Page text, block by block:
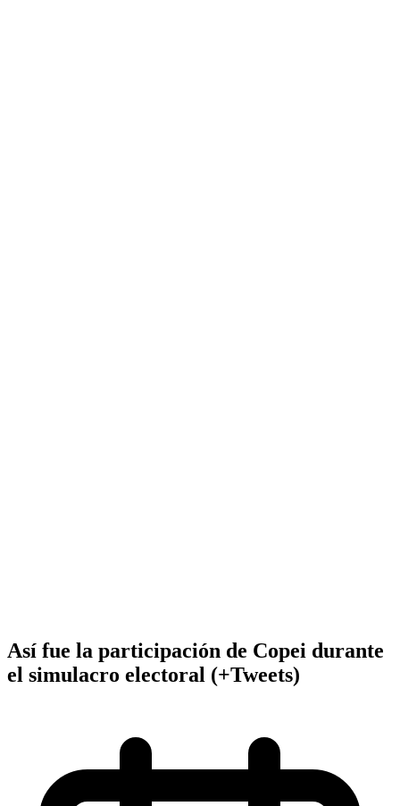
Así fue la participación de Copei durante
el simulacro electoral (+Tweets)